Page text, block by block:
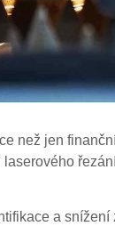
než jen
a